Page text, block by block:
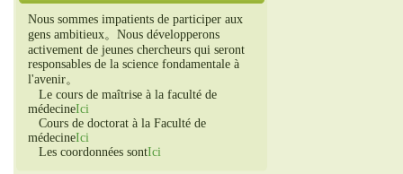
Nous sommes impatients de participer aux
gens ambitieux。Nous développerons
activement de jeunes chercheurs qui seront
responsables de la science fondamentale à
l'avenir。
Le cours de maîtrise à la faculté de
médecineIci
Cours de doctorat à la Faculté de
médecineIci
Les coordonnées sontIci